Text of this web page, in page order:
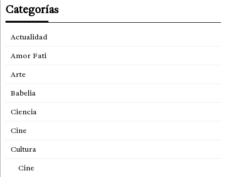
Categorías
Actualidad
Amor Fati
Arte
Babelia
Ciencia
Cine
Cultura
Cine